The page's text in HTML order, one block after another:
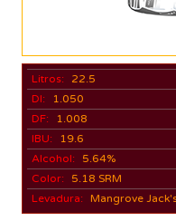
Litros:
22.5
DI:
1.050
DF:
1.008
IBU:
19.6
Alcohol:
5.64%
Color:
5.18 SRM
Levadura: Mangrove